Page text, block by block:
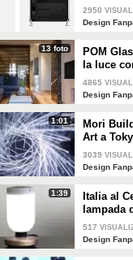
2950
Design
13 foto
POM
la luce
vetro,
4865
Design
1:01
Mori
Art a
più "folle"
3039
Design
1:39
Italia al
lampada
la
517
Design